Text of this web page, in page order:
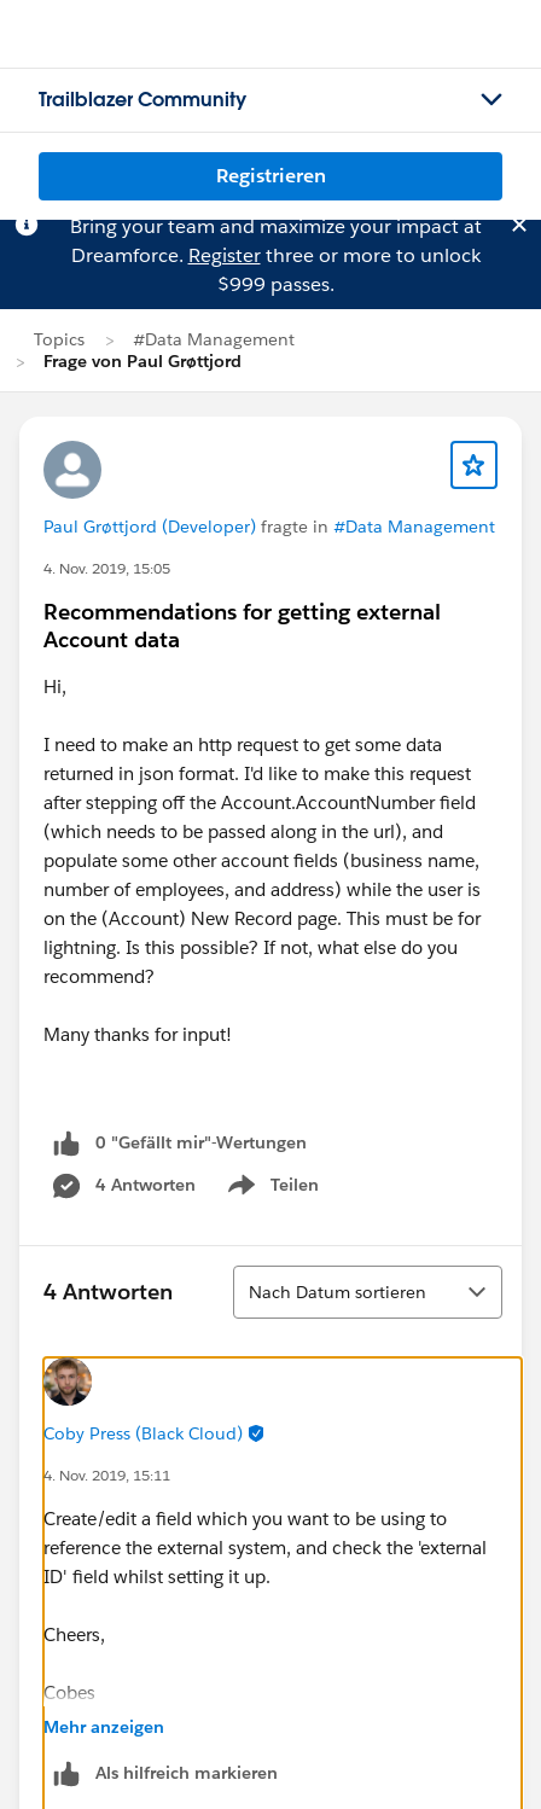
Trailblazer Community
Registrieren
Bring your team and maximize your impact at
Dreamforce. Registerthree or more to unlock
$999 passes.
Topics
#Data Management
Frage von Paul Grøttjord
Paul Grøttjord (Developer) fragte in #Data Management
4. Nov. 2019, 15:05
Recommendations for getting external
Account data
Hi,
I need to make an http request to get some data
returned in json format. I'd like to make this request
after stepping off the Account.AccountNumber field
(which needs to be passed along in the url), and
populate some other account fields (business name,
number of employees, and address) while the user is
on the (Account) New Record page. This must be for
lightning. Is this possible? If not, what else do you
recommend?
Many thanks for input!
0 "Gefällt mir"-Wertungen
4 Antworten
Teilen
Show menu
4 Antworten
Sortieren
Nach Datum sortieren
Coby Press (Black Cloud)
4. Nov. 2019, 15:11
Create/edit a field which you want to be using to
reference the external system, and check the 'external
ID' field whilst setting it up.
Cheers,
Cobes
Mehr anzeigen
Als hilfreich markieren